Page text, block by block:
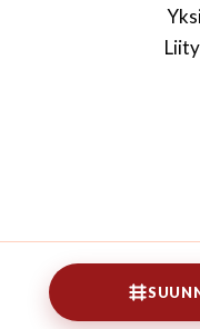
Copyright